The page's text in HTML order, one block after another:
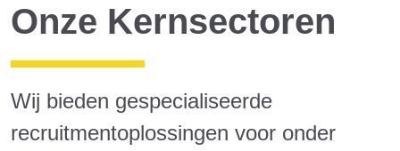
Onze Kernsectoren
Wij bieden gespecialiseerde
recruitmentoplossingen voor onder